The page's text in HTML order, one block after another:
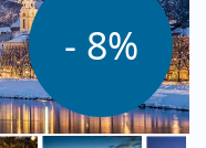
- 8%